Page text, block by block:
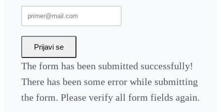
Prijavi se
The form has been submitted successfully!
There has been some error while submitting
the form. Please verify all form fields again.